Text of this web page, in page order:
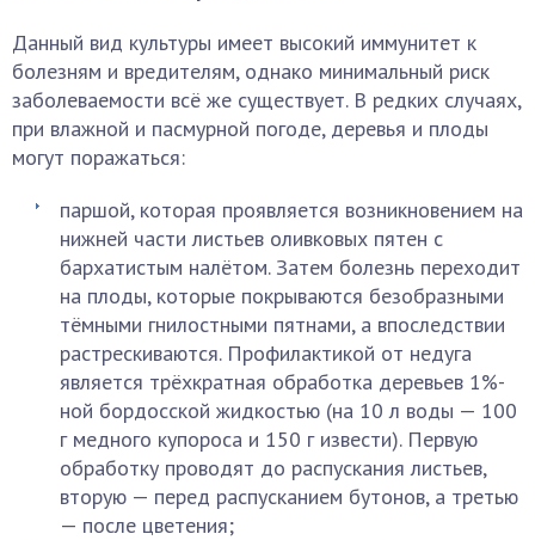
Данный вид культуры имеет высокий иммунитет к
болезням и вредителям, однако минимальный риск
заболеваемости всё же существует. В редких случаях,
при влажной и пасмурной погоде, деревья и плоды
могут поражаться:
паршой, которая проявляется возникновением на
нижней части листьев оливковых пятен с
бархатистым налётом. Затем болезнь переходит
на плоды, которые покрываются безобразными
тёмными гнилостными пятнами, а впоследствии
растрескиваются. Профилактикой от недуга
является трёхкратная обработка деревьев 1%-
ной бордосской жидкостью (на 10 л воды — 100
г медного купороса и 150 г извести). Первую
обработку проводят до распускания листьев,
вторую — перед распусканием бутонов, а третью
— после цветения;